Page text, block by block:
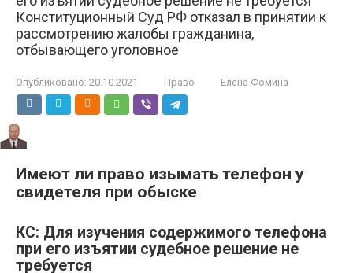
Конституционный Суд РФ отказал в принятии к
рассмотрению жалобы гражданина,
отбывающего уголовное
Опубликовано: 20.10.2021 Право Елена Фомина
Имеют ли право изымать телефон у
свидетеля при обыске
КС: Для изучения содержимого телефона
при его изъятии судебное решение не
требуется